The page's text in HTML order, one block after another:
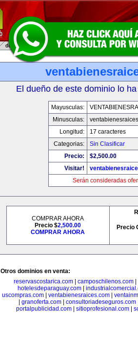
El dueño de este dominio lo
Mayusculas:
Minusculas:
Longitud:
17 caracteres
Categorias:
Sin Clasificar
Precio:
$2,500.00
Visitar!
Serán consideradas
COMPRAR AHORA
Precio $2,500.00
COMPRAR AHORA
Precio
Otros dominios en venta:
reservascostarica.com
camposchilenos.com
hotelesdeparaguay.com|
uscompras.com| ventabienesraices.com|
granoferta.com| consultoriadeseguros.com
portalpublicidad.com
sitioprofesional.com